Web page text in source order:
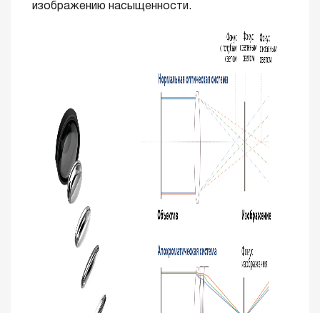
изображению насыщенности.